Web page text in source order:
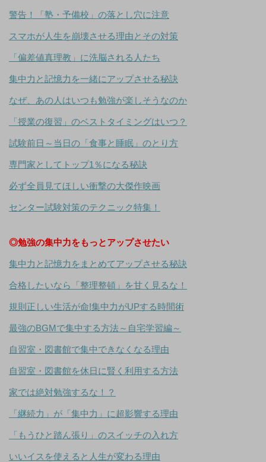
警告！「塾・予備校」の落とし穴に注意
スマホが人生を崩壊させる理由とその対策
「偏差値真理教」に洗脳される人たち
集中力と記憶力を一緒にアップさせる秘訣
なぜ、あの人はいつも勉強が楽しそうなのか
「授業の復習」のベストタイミングはいつ？
試験前日～当日の「食事と睡眠」のとり方
専門家としてトップ1％になる秘訣
必ず全員見てほしい衝撃の大傑作映画
センター試験対策のテクニック特集！
◎勉強の集中力をもっとアップさせたい
集中力と記憶力をまとめてアップさせる秘訣
合格したいなら「整理整頓」を甘く見るな！
規則正しい生活が命!集中力がUPする時間術
最強のBGMで集中する方法～自宅学習編～
自習室・図書館で集中できなくなる理由
自習室・図書館を休日に賢く利用する方法
家では絶対勉強するな！？
「継続力」が「集中力」に超影響する理由
「もうひと踏ん張り」のスイッチの入れ方
いいイスを使えると人生が変わる理由